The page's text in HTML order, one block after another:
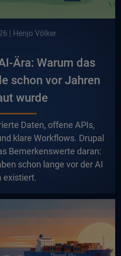
| Henjo Völker
Ära: Warum das
schon vor Jahren
wurde
Daten, offene APIs,
klare Workflows. Drupal
Bemerkenswerte daran:
schon lange vor der AI
existiert.